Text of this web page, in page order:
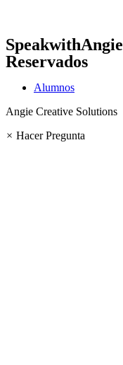
SpeakwithAngie
Reservados
Alumnos
Angie Creative Solutions
× Hacer Pregunta